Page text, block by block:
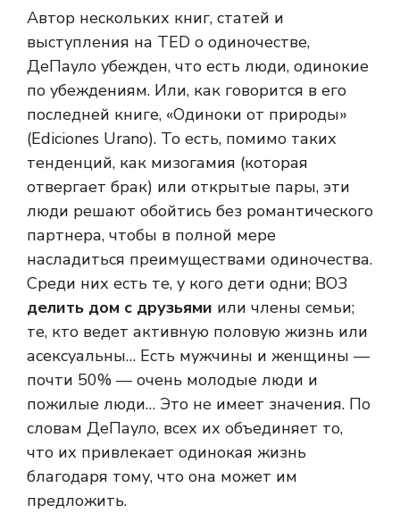
Автор нескольких книг, статей и
выступления на TED о одиночестве,
ДеПауло убежден, что есть люди, одинокие
по убеждениям. Или, как говорится в его
последней книге, «Одиноки от природы»
(Ediciones Urano). То есть, помимо таких
тенденций, как мизогамия (которая
отвергает брак) или открытые пары, эти
люди решают обойтись без романтического
партнера, чтобы в полной мере
насладиться преимуществами одиночества.
Среди них есть те, у кого дети одни; ВОЗ
делить дом с друзьями или члены семьи;
те, кто ведет активную половую жизнь или
асексуальны… Есть мужчины и женщины —
почти 50% — очень молодые люди и
пожилые люди… Это не имеет значения. По
словам ДеПауло, всех их объединяет то,
что их привлекает одинокая жизнь
благодаря тому, что она может им
предложить.